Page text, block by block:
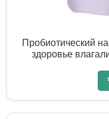
Пробиотический
здоровье